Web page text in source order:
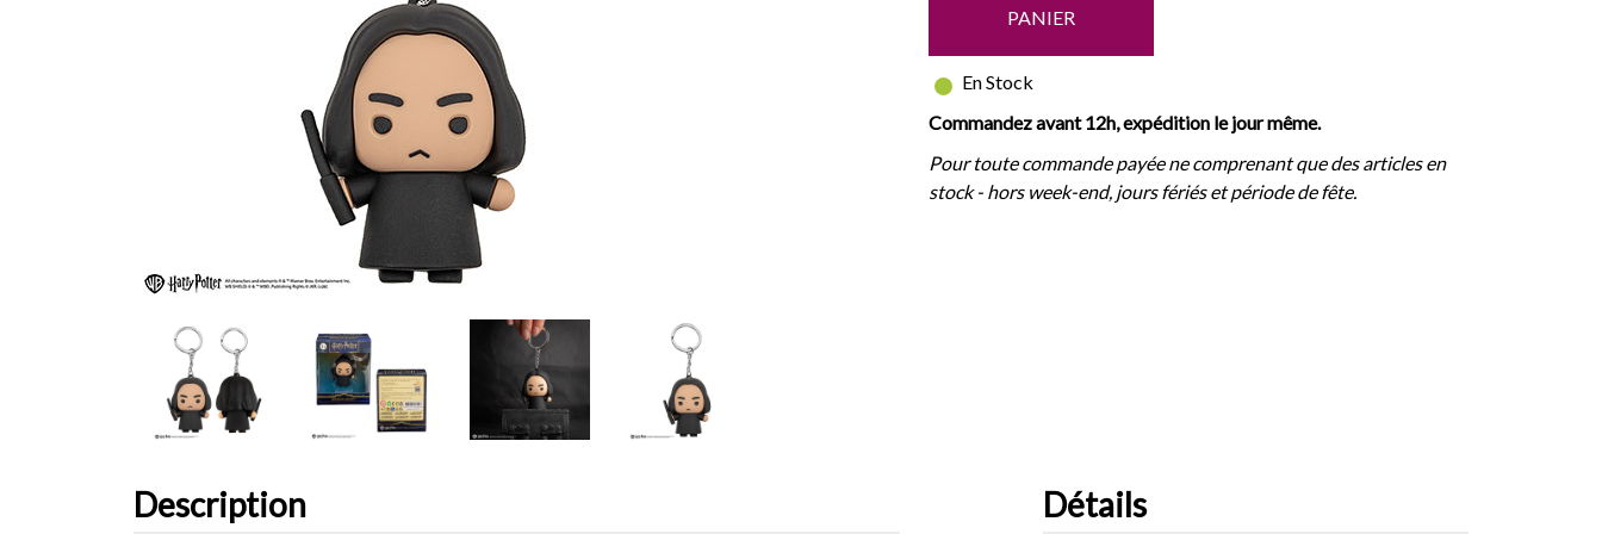
PANIER
En Stock
Commandez avant 12h, expédition le jour même.
Pour toute commande payée ne comprenant que des articles en
stock - hors week-end, jours fériés et période de fête.
Description Détails